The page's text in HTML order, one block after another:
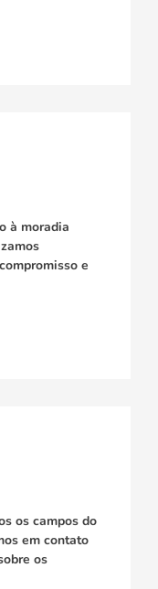
à moradia
e
os campos do
em contato
os